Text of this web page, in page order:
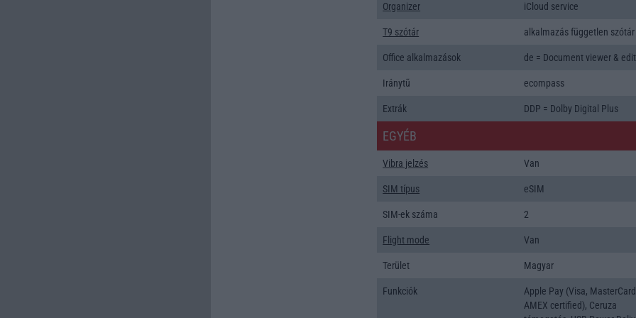
Organizer iCloud service
T9 szótár alkalmazás független szótár
Office alkalmazások de = Document viewer &
Iránytũ ecompass
Extrák DDP = Dolby Digital Plus
EGYÉB
Vibra jelzés Van
SIM típus eSIM
SIM-ek száma 2
Flight mode Van
Terület Magyar
Funkciók
Apple Pay (Visa,
AMEX certified), Ceruza